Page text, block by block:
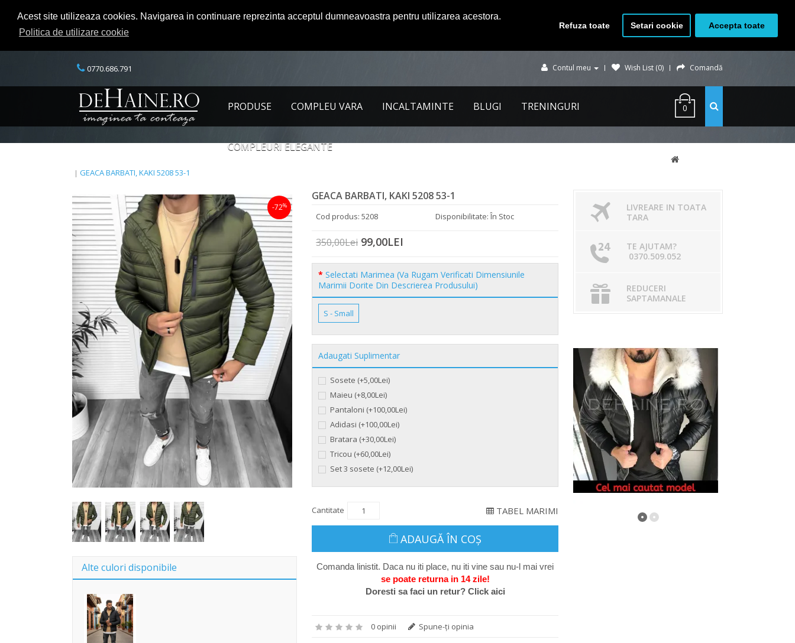
Acest site utilizeaza cookies. Navigarea in continuare reprezinta acceptul dumneavoastra pentru utilizarea acestora.
Politica de utilizare cookie
Refuza toate Setari cookie Accepta toate
0770.686.791 Contul meu Wish List (0) Comandă
0
PRODUSE COMPLEU VARA INCALTAMINTE BLUGI TRENINGURI
COMPLEURI ELEGANTE
GEACA BARBATI, KAKI 5208 53-1
-72%
Alte culori disponibile
GEACA BARBATI, KAKI 5208 53-1
Cod produs: 5208 Disponibilitate: În Stoc
350,00Lei 99,00LEI
Selectati Marimea (Va Rugam Verificati Dimensiunile
Marimii Dorite Din Descrierea Produsului)
S - Small
Adaugati Suplimentar
Sosete (+5,00Lei)
Maieu (+8,00Lei)
Pantaloni (+100,00Lei)
Adidasi (+100,00Lei)
Bratara (+30,00Lei)
Tricou (+60,00Lei)
Set 3 sosete (+12,00Lei)
Cantitate TABEL MARIMI
ADAUGĂ ÎN COŞ
Comanda linistit. Daca nu iti place, nu iti vine sau nu-l mai vrei
se poate returna in 14 zile!
Doresti sa faci un retur? Click aici
0 opinii Spune-ţi opinia
LIVREARE IN TOATA
TARA
TE AJUTAM?
0370.509.052
REDUCERI
SAPTAMANALE